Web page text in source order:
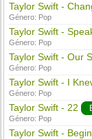
Taylor Swift -
Género: Pop
Taylor Swift -
Género: Pop
Taylor Swift - Our
Género: Pop
Taylor Swift - I
Género: Pop
Taylor Swift - 22
Género: Pop
Taylor Swift -